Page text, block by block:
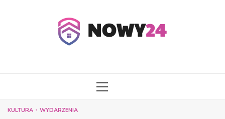
MENU
KULTURA WYDARZENIA